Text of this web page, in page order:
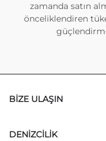
zamanda satın
önceliklendiren
BIZE ULAŞIN
DENIZCILIK